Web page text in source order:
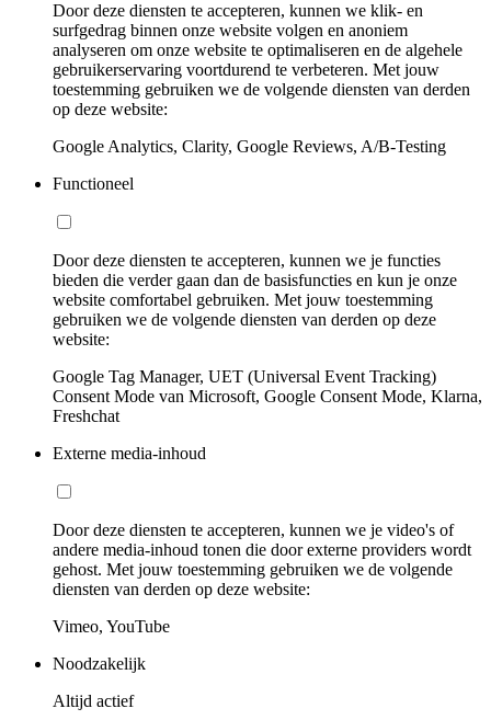
Door deze diensten te accepteren, kunnen we klik- en
surfgedrag binnen onze website volgen en anoniem
analyseren om onze website te optimaliseren en de algehele
gebruikerservaring voortdurend te verbeteren. Met jouw
toestemming gebruiken we de volgende diensten van derden
op deze website:
Google Analytics, Clarity, Google Reviews, A/B-Testing
Functioneel
Door deze diensten te accepteren, kunnen we je functies
bieden die verder gaan dan de basisfuncties en kun je onze
website comfortabel gebruiken. Met jouw toestemming
gebruiken we de volgende diensten van derden op deze
website:
Google Tag Manager, UET (Universal Event Tracking)
Consent Mode van Microsoft, Google Consent Mode, Klarna,
Freshchat
Externe media-inhoud
Door deze diensten te accepteren, kunnen we je video's of
andere media-inhoud tonen die door externe providers wordt
gehost. Met jouw toestemming gebruiken we de volgende
diensten van derden op deze website:
Vimeo, YouTube
Noodzakelijk
Altijd actief